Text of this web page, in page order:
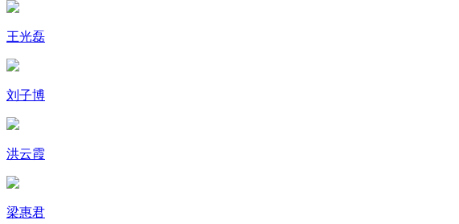
王光磊
刘子博
洪云霞
梁惠君